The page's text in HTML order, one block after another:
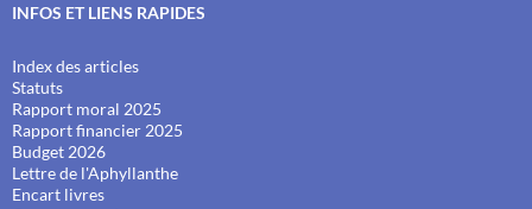
INFOS ET LIENS RAPIDES
Index des articles
Statuts
Rapport moral 2025
Rapport financier 2025
Budget 2026
Lettre de l'Aphyllanthe
Encart livres